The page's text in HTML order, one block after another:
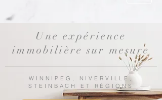
Une expérience
immobilière sur mesure
WINNIPEG, NIVERVILLE,
STEINBACH ET RÉGIONS